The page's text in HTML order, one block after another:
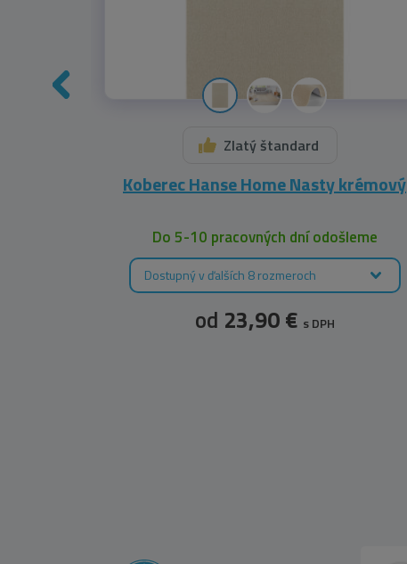
Zlatý štandard
Koberec Hanse Home Nasty krémový
Do 5-10 pracovných dní odošleme
Dostupný v ďalších 8 rozmeroch
od 23,90 € s DPH